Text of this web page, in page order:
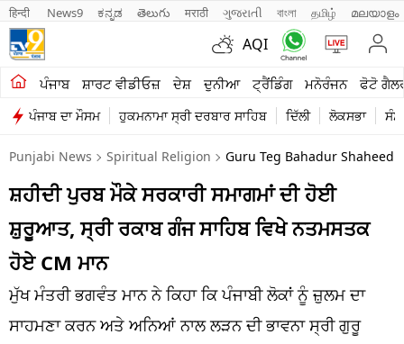
हिन्दी News9 ಕನ್ನಡ తెలుగు मराठी ગુજરાતી বাংলা தமிழ் മലയാളം
AQI
ਪੰਜਾਬ ਸ਼ਾਰਟ ਵੀਡੀਓਜ਼ ਦੇਸ਼ ਦੁਨੀਆ ਟ੍ਰੈਂਡਿੰਗ ਮਨੋਰੰਜਨ ਫੋਟੋ
ਪੰਜਾਬ ਦਾ ਮੌਸਮ ਹੁਕਮਨਾਮਾ ਸ੍ਰੀ ਦਰਬਾਰ ਸਾਹਿਬ ਦਿੱਲੀ ਲੋਕਸਭਾ
ਖੇਤੀਬਾੜੀ
ਸ਼ਾਰਟ ਵੀਡੀਓਜ਼
ਕਾਰੋਬਾਰ
ਕਰਿਅਰ
ਮਨੋਰੰਜਨ
ਦੇਸ਼
ਲਾਈਫ ਸਟਾਈਲ
Punjabi News Spiritual Religion Guru Teg Bahadur
ਸ਼ਹੀਦੀ ਪੁਰਬ ਮੌਕੇ ਸਰਕਾਰੀ ਸਮਾਗਮਾਂ ਦੀ ਹੋਈ
ਸ਼ੁਰੂਆਤ, ਸ੍ਰੀ ਰਕਾਬ ਗੰਜ ਸਾਹਿਬ ਵਿਖੇ ਨਤਮਸਤਕ
ਹੋਏ CM ਮਾਨ
ਮੁੱਖ ਮੰਤਰੀ ਭਗਵੰਤ ਮਾਨ ਨੇ ਕਿਹਾ ਕਿ ਪੰਜਾਬੀ ਲੋਕਾਂ ਨੂੰ ਜ਼ੁਲਮ ਦਾ
ਸਾਹਮਣਾ ਕਰਨ ਅਤੇ ਅਨਿਆਂ ਨਾਲ ਲੜਨ ਦੀ ਭਾਵਨਾ ਸ੍ਰੀ ਗੁਰੂ